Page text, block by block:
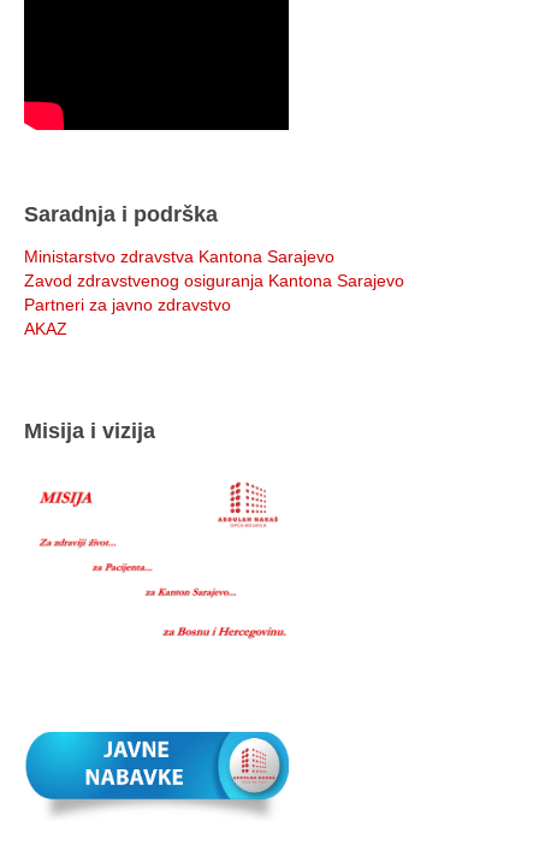
Saradnja i podrška
Ministarstvo zdravstva Kantona Sarajevo
Zavod zdravstvenog osiguranja Kantona Sarajevo
Partneri za javno zdravstvo
AKAZ
Misija i vizija